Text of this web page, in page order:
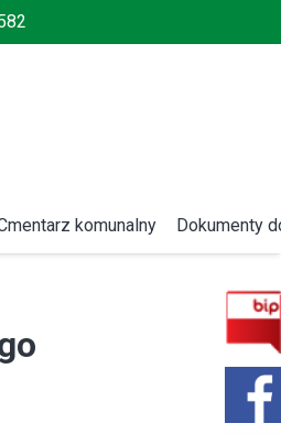
komunalny Dokumenty